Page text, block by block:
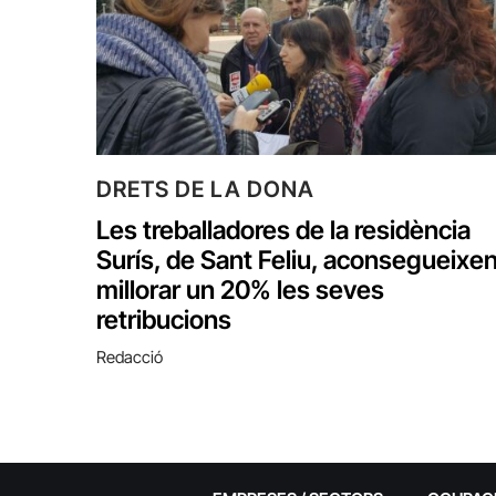
DRETS DE LA DONA
Les treballadores de la residència
Surís, de Sant Feliu,
millorar un 20% les seves
retribucions
Redacció